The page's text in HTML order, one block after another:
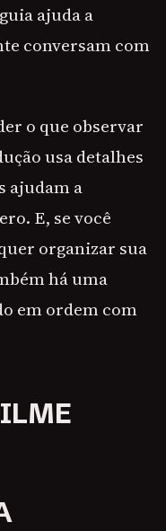
ajuda a
conversam com
o que observar
usa detalhes
ajudam a
E, se você
organizar sua
há uma
em ordem com